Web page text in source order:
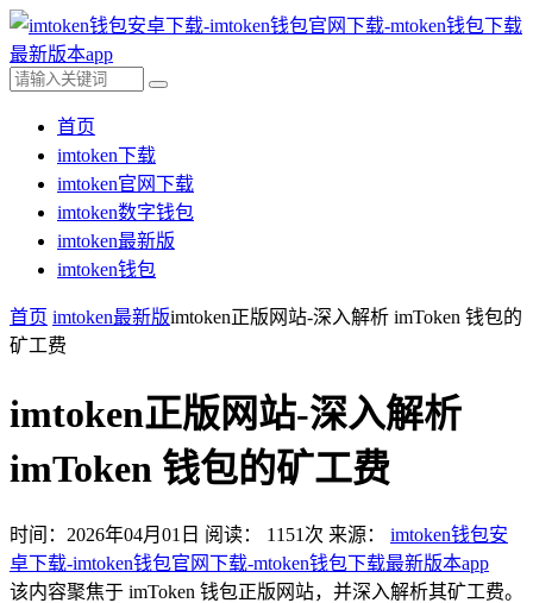
首页
imtoken下载
imtoken官网下载
imtoken数字钱包
imtoken最新版
imtoken钱包
首页 imtoken最新版imtoken正版网站-深入解析 imToken 钱包的
矿工费
imtoken正版网站-深入解析
imToken 钱包的矿工费
时间：2026年04月01日 阅读： 1151 次 来源： imtoken钱包安
卓下载-imtoken钱包官网下载-mtoken钱包下载最新版本app
该内容聚焦于 imToken 钱包正版网站，并深入解析其矿工费。